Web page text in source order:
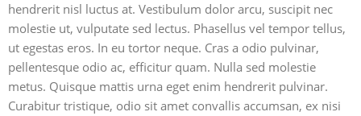
hendrerit nisl luctus at. Vestibulum dolor arcu, suscipit nec
molestie ut, vulputate sed lectus. Phasellus vel tempor tellus,
ut egestas eros. In eu tortor neque. Cras a odio pulvinar,
pellentesque odio ac, efficitur quam. Nulla sed molestie
metus. Quisque mattis urna eget enim hendrerit pulvinar.
Curabitur tristique, odio sit amet convallis accumsan, ex nisi